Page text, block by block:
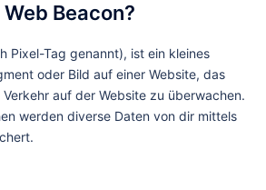
Beacon?
Pixel-Tag genannt), ist ein kleines
oder Bild auf einer Website, das
auf der Website zu überwachen.
werden diverse Daten von dir mittels